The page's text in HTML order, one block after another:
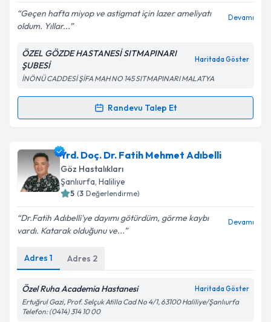
Kişisel verilerimin işlenmesine ilişkinAydınlatma
Metni
Takvim Talebini Gönder
Geçen hafta miyop ve astigmat için lazer ameliyatı
oldum. Yıllar...
Devamı
ÖZEL GÖZDE HASTANESİ SITMAPINARI
ŞUBESİ
Haritada Göster
İNÖNÜ CADDESİ ŞİFA MAH NO 145 SITMAPINARI MALATYA
Randevu Talep Et
Randevu Takvimi Talebi
Op. Dr. Mete Açıkgöziçin randevu takvimi talebi
oluşturun. Size bu uzmandan randevu almanız için bir
takvim hazırlandığında e-posta ile bilgilendireceğiz.
Kişisel verilerimin işlenmesine ilişkin
Metni'ni okudum ve kişisel verilerimin belirtilen
kapsamda işlenmesini kabul ediyorum.
Yrd. Doç. Dr. Fatih Mehmet Adıbelli
Göz Hastalıkları
Şanlıurfa, Haliliye
5 (3 Değerlendirme)
Dr.Fatih Adıbelli'ye dayımı götürdüm, görme kaybı
vardı. Katarak olduğunu ve...
Devamı
Adres 1 Adres 2
Özel Ruha Academia Hastanesi Haritada Göster
Ertuğrul Gazi, Prof. Selçuk Atilla Cad No 4/1, 63100 Haliliye/Şanlıurfa
Telefon: (0414) 314 10 00